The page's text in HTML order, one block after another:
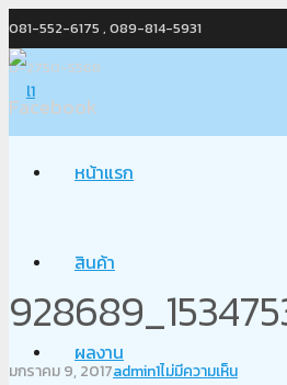
081-552-6175 , 089-814-5931
0-2750-5568
Facebook
หน้าแรก
สินค้า
ผลงาน
มกราคม 9, 2017admin1ไม่มีความเห็น